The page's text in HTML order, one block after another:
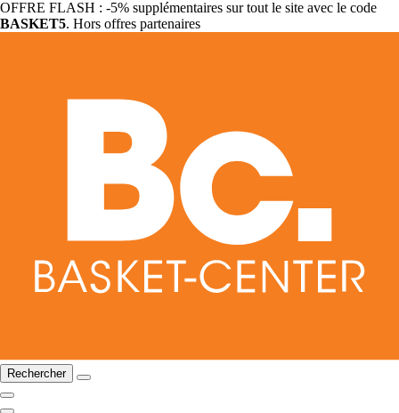
OFFRE FLASH : -5% supplémentaires sur tout le site avec le code
BASKET5. Hors offres partenaires
Rechercher